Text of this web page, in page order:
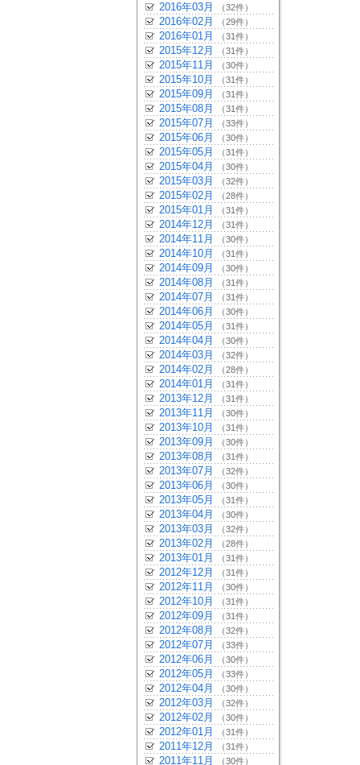
2016年03月 （32件）
2016年02月 （29件）
2016年01月 （31件）
2015年12月 （31件）
2015年11月 （30件）
2015年10月 （31件）
2015年09月 （31件）
2015年08月 （31件）
2015年07月 （33件）
2015年06月 （30件）
2015年05月 （31件）
2015年04月 （30件）
2015年03月 （32件）
2015年02月 （28件）
2015年01月 （31件）
2014年12月 （31件）
2014年11月 （30件）
2014年10月 （31件）
2014年09月 （30件）
2014年08月 （31件）
2014年07月 （31件）
2014年06月 （30件）
2014年05月 （31件）
2014年04月 （30件）
2014年03月 （32件）
2014年02月 （28件）
2014年01月 （31件）
2013年12月 （31件）
2013年11月 （30件）
2013年10月 （31件）
2013年09月 （30件）
2013年08月 （31件）
2013年07月 （32件）
2013年06月 （30件）
2013年05月 （31件）
2013年04月 （30件）
2013年03月 （32件）
2013年02月 （28件）
2013年01月 （31件）
2012年12月 （31件）
2012年11月 （30件）
2012年10月 （31件）
2012年09月 （31件）
2012年08月 （32件）
2012年07月 （33件）
2012年06月 （30件）
2012年05月 （33件）
2012年04月 （30件）
2012年03月 （32件）
2012年02月 （30件）
2012年01月 （31件）
2011年12月 （31件）
2011年11月 （30件）